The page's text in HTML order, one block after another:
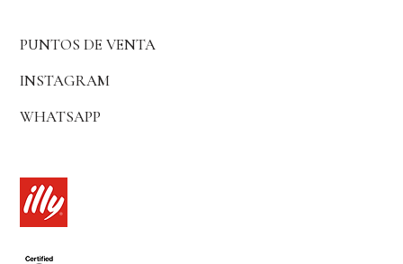
PUNTOS DE VENTA
INSTAGRAM
WHATSAPP